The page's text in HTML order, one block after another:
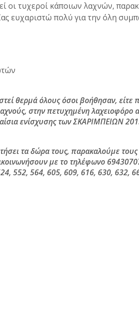
οι τυχεροί κάποιων λαχνών,
ευχαριστώ πολύ για την όλη
θερμά όλους όσοι βοήθησαν, είτε
στην πετυχημένη λαχειοφόρο
ενίσχυσης των ΣΚΑΡΙΜΠΕΙΩΝ
τα δώρα τους, παρακαλούμε
με το τηλέφωνο
552, 564, 605, 609, 616, 630, 632,